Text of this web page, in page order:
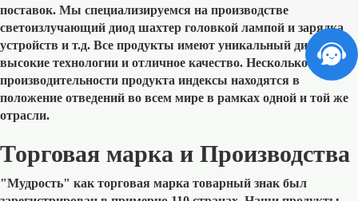
поставок. Мы специализируемся на производстве
светоизлучающий диод шахтер головкой лампой и зарядка
устройств и т.д. Все продукты имеют уникальный дизайн,
высокие технологии и отличное качество. Несколько
производительности продукта индексы находятся в
положение отведений во всем мире в рамках одной и той же
отрасли.
Торговая марка и Производства
"Мудрость" как торговая марка товарный знак был